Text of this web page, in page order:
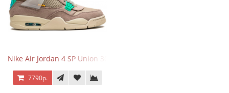
Nike Air Jordan 4 SP Union 30th Anniversary Taupe Haze
7790р.